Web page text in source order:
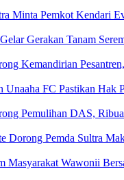
Minta Pemkot Kendari
Gerakan Tanam
Kemandirian
Unaaha FC Pastikan Hak
Pemulihan DAS,
Dorong Pemda Sultra
Masyarakat Wawonii